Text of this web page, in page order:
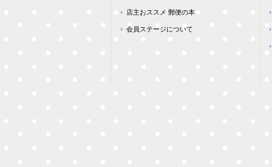
店主おススメ 郵便の本
会員ステージについて